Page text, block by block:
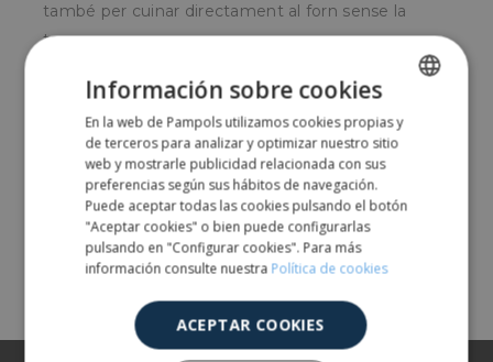
també per cuinar directament al forn sense la
tapa.
Per a qui és?
Molt utilitzades en el sector de menjars preparats
o per emportar.També molt usada a nivell
domèstic per cuinar i conservar aliments.
Share
SPANISH
ENGLISH
Información sobre cookies
En la web de Pampols utilizamos cookies propias y
de terceros para analizar y optimizar nuestro sitio
web y mostrarle publicidad relacionada con sus
preferencias según sus hábitos de navegación.
Puede aceptar todas las cookies pulsando el botón
"Aceptar cookies" o bien puede configurarlas
pulsando en "Configurar cookies". Para más
información consulte nuestra Política de cookies
ACEPTAR COOKIES